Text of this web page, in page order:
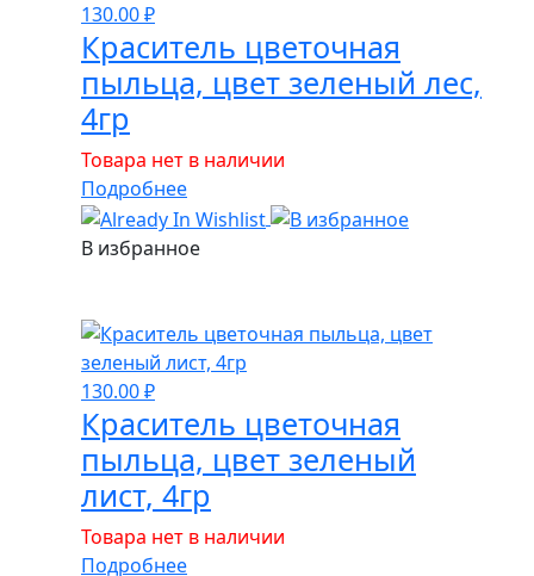
130.00₽
Краситель цветочная
пыльца, цвет зеленый лес,
4гр
Товара нет в наличии
Подробнее
В избранное
130.00₽
Краситель цветочная
пыльца, цвет зеленый
лист, 4гр
Товара нет в наличии
Подробнее